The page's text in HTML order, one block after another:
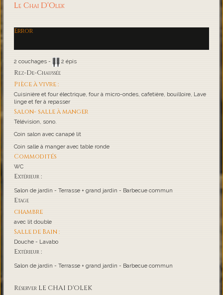
Le Chai D'Olek
Error
2 couchages - 2 épis
Rez-De-Chaussée
Pièce à vivre :
Cuisinière et four électrique, four à micro-ondes, cafetière, bouilloire, Lave
linge et fer à repasser
Salon- salle à manger
Télévision, sono.
Coin salon avec canapé lit
Coin salle à manger avec table ronde
Commodités
WC
Extérieur :
Salon de jardin - Terrasse + grand jardin - Barbecue commun
Etage
chambre
avec lit double
Salle de Bain :
Douche - Lavabo
Extérieur :
Salon de jardin - Terrasse + grand jardin - Barbecue commun
Réserver LE CHAI D'OLEK